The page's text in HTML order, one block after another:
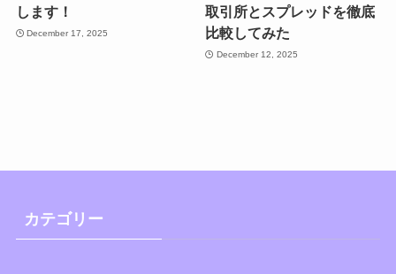
します！
December 17, 2025
取引所とスプレッドを徹底
比較してみた
December 12, 2025
カテゴリー